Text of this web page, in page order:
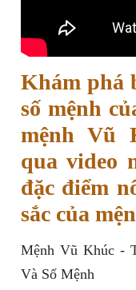
Khám phá
số mệnh
mệnh Vũ
qua video
đặc điểm
sắc của
Mệnh Vũ Khúc -
Và Số Mệnh